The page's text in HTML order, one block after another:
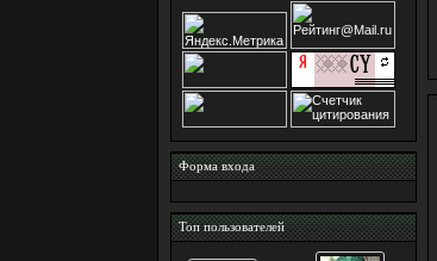
Форма входа
Топ пользователей